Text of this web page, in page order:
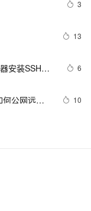
3
13
安装SSH，
6
公网远程
10